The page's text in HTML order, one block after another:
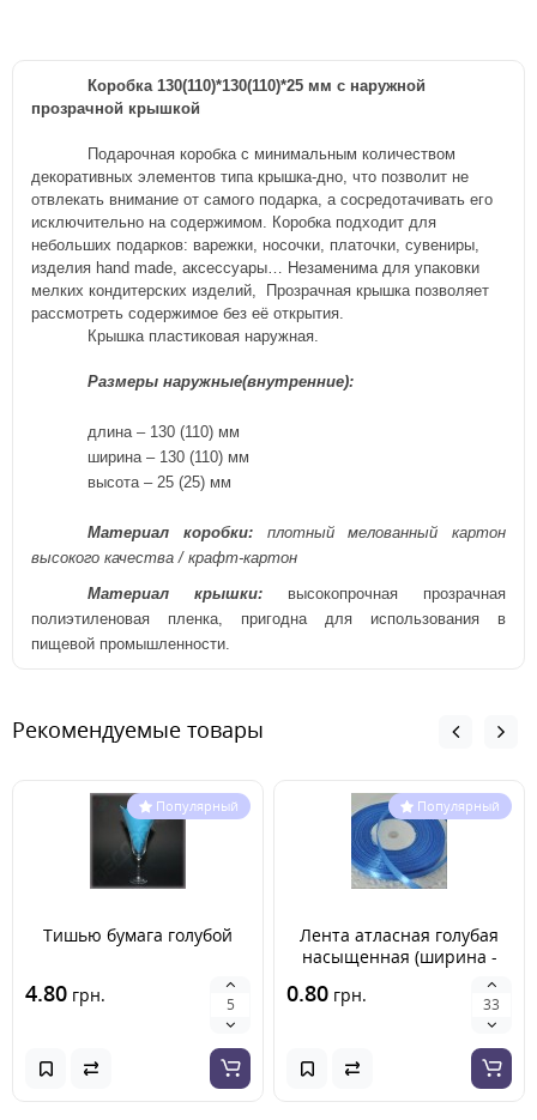
Коробка 130(110)*130(110)*25 мм с наружной
прозрачной крышкой
Подарочная коробка с минимальным количеством
декоративных элементов типа крышка-дно, что позволит не
отвлекать внимание от самого подарка, а сосредотачивать его
исключительно на содержимом. Коробка подходит для
небольших подарков: варежки, носочки, платочки, сувениры,
изделия hand made , аксессуары… Незаменима для упаковки
мелких кондитерских изделий,
Прозрачная крышка позволяет
рассмотреть содержимое без её открытия.
Крышка пластиковая наружная.
Размеры наружные(внутренние):
длина – 130 (110) мм
ширина – 130 (110) мм
высота – 25 (25) мм
Материал коробки:
плотный мелованный картон
высокого качества / крафт-картон
Материал крышки: высокопрочная
прозрачная
полиэтиленовая пленка, пригодна для использования в
пищевой промышленности.
Рекомендуемые товары
Популярный
Тишью бумага голубой
4.80 грн.
Популярный
Лента атласная голубая
насыщенная (ширина -
0.80 грн.